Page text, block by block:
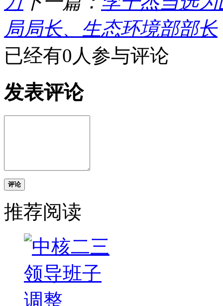
局局长、生态环境部部长
已经有0人参与评论
发表评论
评论
推荐阅读